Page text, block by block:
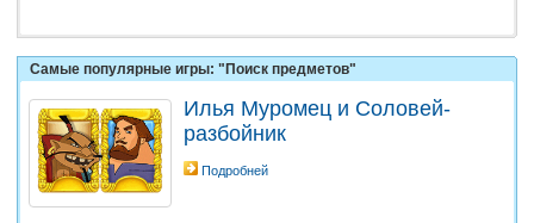
Самые популярные игры: "Поиск предметов"
Илья Муромец и Соловей-
разбойник
Подробней